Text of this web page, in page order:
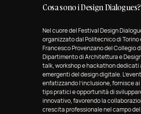
Cosa sono i Design Dialogues?
Nel cuore del Festival Design
organizzato dal Politecnico di Torino
Francesco Provenzano del Collegio
Dipartimento di Architettura e
talk, workshop e hackathon dedicati
emergenti del design digitale.
enfatizzando l’inclusione, fornisce
tips pratici e opportunità di
innovativo, favorendo la
crescita professionale nel campo